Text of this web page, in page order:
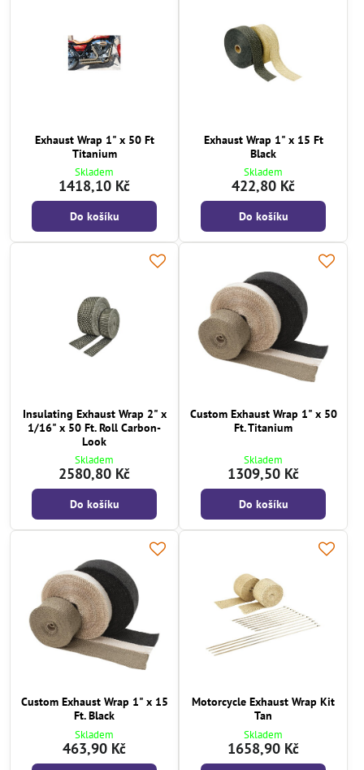
Exhaust Wrap 1" x 50 Ft
Titanium
Skladem
1418,10 Kč
Do košíku
Exhaust Wrap 1" x 15 Ft
Black
Skladem
422,80 Kč
Do košíku
Insulating Exhaust Wrap 2" x
1/16" x 50 Ft. Roll Carbon-
Look
Skladem
2580,80 Kč
Do košíku
Custom Exhaust Wrap 1" x 50
Ft. Titanium
Skladem
1309,50 Kč
Do košíku
Custom Exhaust Wrap 1" x 15
Ft. Black
Skladem
463,90 Kč
Motorcycle Exhaust Wrap Kit
Tan
Skladem
1658,90 Kč